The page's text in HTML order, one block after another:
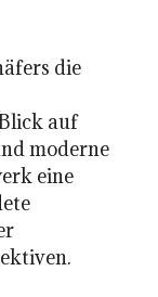
die
auf
moderne
eine